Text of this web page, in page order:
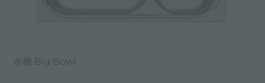
水槽 Big Bowl